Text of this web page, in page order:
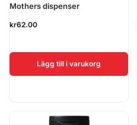
Mothers dispenser
kr62.00
Lägg till i varukorg